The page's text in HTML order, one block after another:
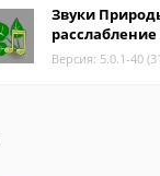
Звуки
расслабление
Версия: 5.0.1-40